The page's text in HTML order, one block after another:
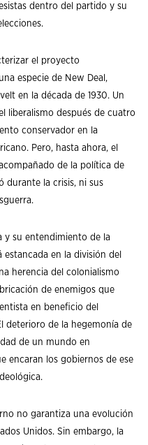
dentro del partido y su
el proyecto
especie de New Deal,
en la década de 1930. Un
liberalismo después de cuatro
conservador en la
Pero, hasta ahora, el
de la política de
durante la crisis, ni sus
y su entendimiento de la
en la división del
herencia del colonialismo
de enemigos que
en beneficio del
deterioro de la hegemonía de
de un mundo en
encaran los gobiernos de ese
no garantiza una evolución
Unidos. Sin embargo, la